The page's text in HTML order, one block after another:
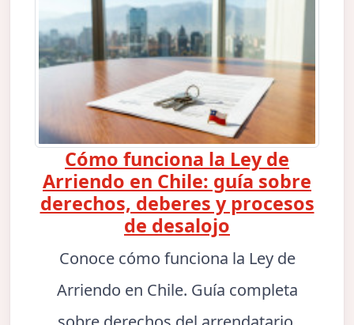
Cómo funciona la Ley de
Arriendo en Chile: guía sobre
derechos, deberes y procesos
de desalojo
Conoce cómo funciona la Ley de
Arriendo en Chile. Guía completa